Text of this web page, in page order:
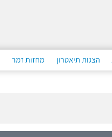
הצגות תיאטרון מחזות זמר